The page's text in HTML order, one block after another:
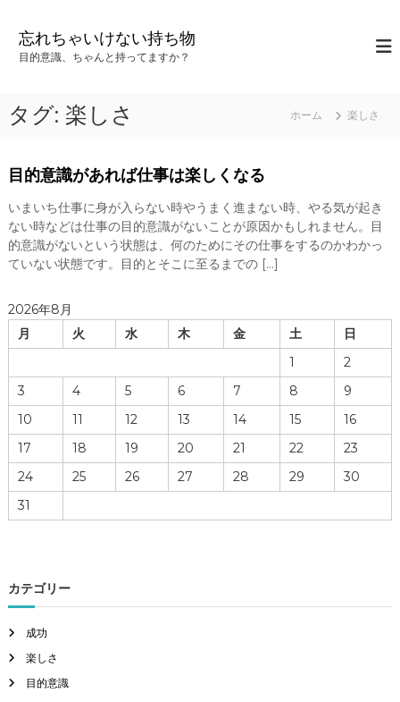
ス
忘れちゃいけない持ち物
目的意識、ちゃんと持ってますか？
タグ: 楽しさ ホーム 楽しさ
目的意識があれば仕事は楽しくなる
いまいち仕事に身が入らない時やうまく進まない時、やる気が起き
ない時などは仕事の目的意識がないことが原因かもしれません。目
的意識がないという状態は、何のためにその仕事をするのかわかっ
ていない状態です。目的とそこに至るまでの […]
2026年8月
月
火 水 木 金 土
日
1
2
3
4 5 6 7 8
9
10
11 12 13 14 15
16
17
18 19 20 21 22
23
24
25 26 27 28 29
30
31
カテゴリー
成功
楽しさ
目的意識